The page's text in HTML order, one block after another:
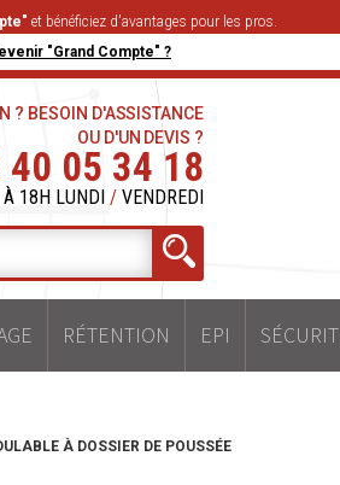
et bénéficiez d'avantages pour les pros.
"Grand Compte" ?
? BESOIN D'ASSISTANCE
OU D'UN DEVIS ?
40 05 34 18
18H LUNDI / VENDREDI
RÉTENTION EPI
À DOSSIER DE POUSSÉE